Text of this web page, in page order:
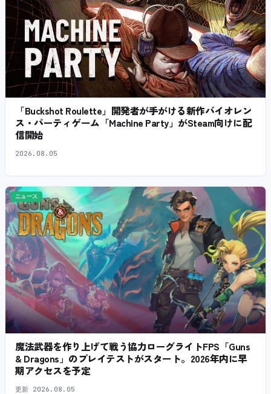
「Buckshot Roulette」開発者が手がける新作バイオレン
ス・パーティゲーム「Machine Party」がSteam向けに配
信開始
2026.08.05
ニュース
魔法武器を作り上げて戦う協力ローグライトFPS「Guns
& Dragons」のプレイテストがスタート。2026年内に早
期アクセスを予定
更新 2026.08.05